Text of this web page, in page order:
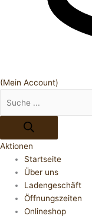
(Mein Account)
Aktionen
Startseite
Über uns
Ladengeschäft
Öffnungszeiten
Onlineshop